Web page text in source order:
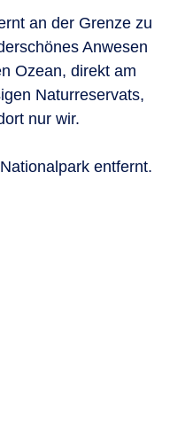
an der Grenze zu
Anwesen
Ozean, direkt am
Naturreservats,
nur wir.
entfernt.